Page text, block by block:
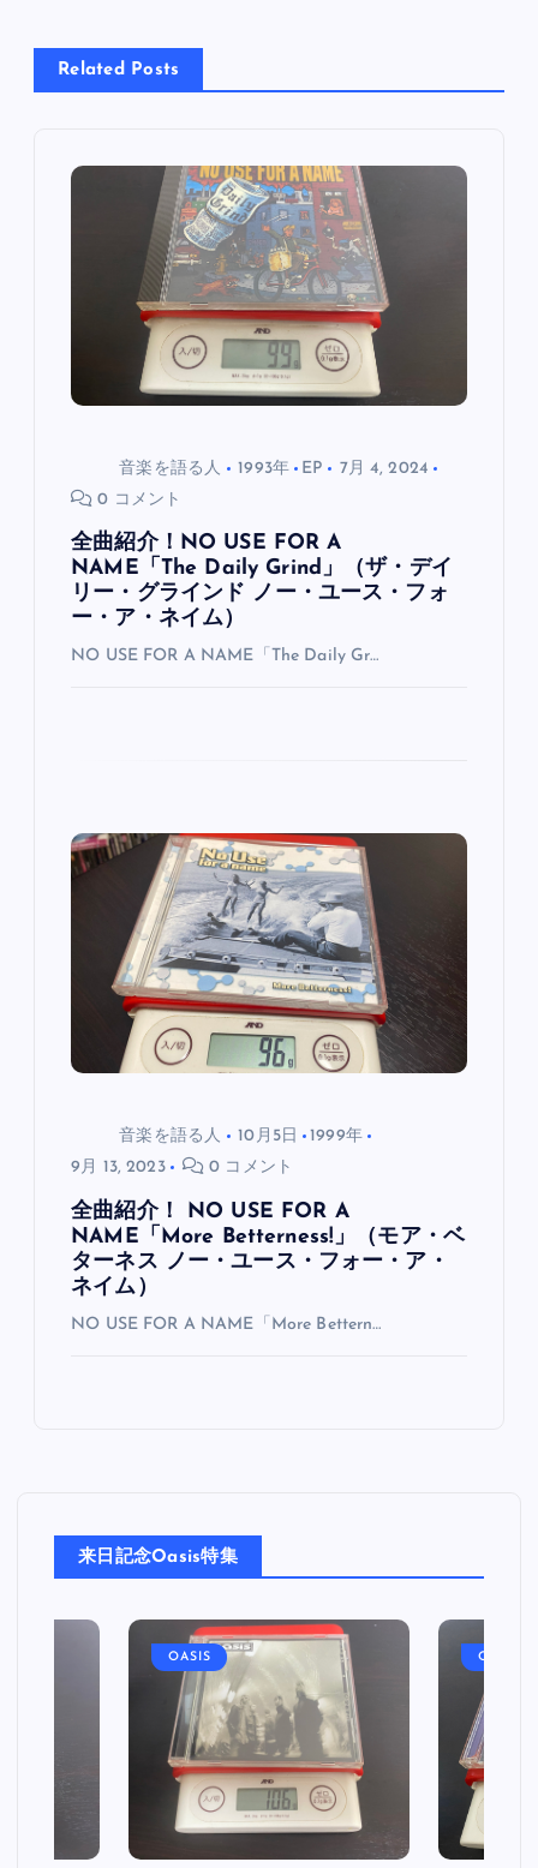
シRelated Posts
音楽を語る人 1993年 EP
7月 4, 2024
0 コメント
全曲紹介！NO USE FOR A
NAME「The Daily Grind」（ザ・デイ
リー・グラインド ノー・ユース・フォ
ー・ア・ネイム）
NO USE FOR A NAME「The Daily Gr…
音楽を語る人 10月5日
1999年
9月 13, 2023
0 コメント
全曲紹介！ NO USE FOR A
NAME「More Betterness!」（モア・ベ
ターネス ノー・ユース・フォー・ア・
ネイム）
NO USE FOR A NAME「More Bettern…
来日記念Oasis特集
OASIS OASIS